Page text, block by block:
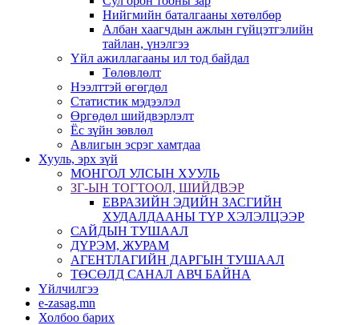
Нийгмийн баталгааны хөтөлбөр
Албан хаагчдын ажлын гүйцэтгэлийн
тайлан, үнэлгээ
Үйл ажиллагааны ил тод байдал
Төлөвлөлт
Нээлттэй өгөгдөл
Статистик мэдээлэл
Өргөдөл шийдвэрлэлт
Ёс зүйн зөвлөл
Авлигын эсрэг хамтдаа
Хууль, эрх зүй
МОНГОЛ УЛСЫН ХУУЛЬ
ЗГ-ЫН ТОГТООЛ, ШИЙДВЭР
ЕВРАЗИЙН ЭДИЙН ЗАСГИЙН
ХУДАЛДААНЫ ТҮР ХЭЛЭЛЦЭЭР
САЙДЫН ТУШААЛ
ДҮРЭМ, ЖУРАМ
АГЕНТЛАГИЙН ДАРГЫН ТУШААЛ
ТӨСӨЛД САНАЛ АВЧ БАЙНА
Үйлчилгээ
e-zasag.mn
Холбоо барих